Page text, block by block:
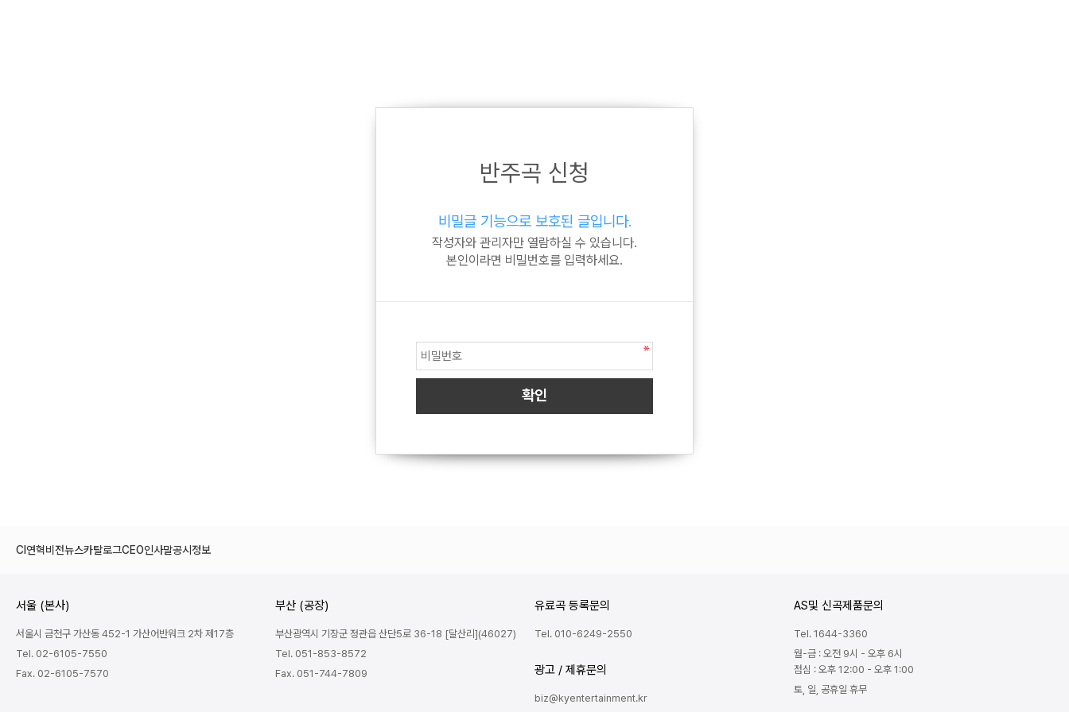
반주곡 신청
비밀글 기능으로 보호된 글입니다.
작성자와 관리자만 열람하실 수 있습니다.
본인이라면 비밀번호를 입력하세요.
CI연혁비전뉴스카탈로그CEO인사말공시정보
서울 (본사)
서울시 금천구 가산동 452-1 가산어반워크 2차 제17층
Tel. 02-6105-7550
Fax. 02-6105-7570
부산 (공장)
부산광역시 기장군 정관읍 산단5로 36-18 [달산리](46027)
Tel. 051-853-8572
Fax. 051-744-7809
유료곡 등록문의
Tel. 010-6249-2550
광고 / 제휴문의
biz@kyentertainment.kr
AS및 신곡제품문의
Tel. 1644-3360
월-금 : 오전 9시 - 오후 6시
점심 : 오후 12:00 - 오후 1:00
토, 일, 공휴일 휴무